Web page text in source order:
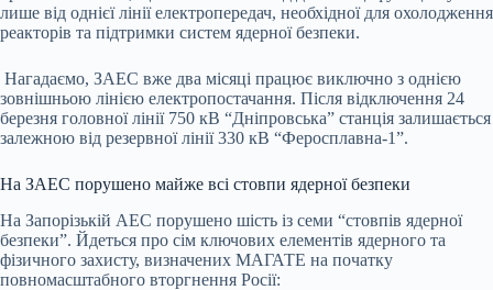
лише від однієї лінії електропередач, необхідної для охолодження
реакторів та підтримки систем ядерної безпеки.
Нагадаємо, ЗАЕС вже два місяці працює виключно з однією
зовнішньою лінією електропостачання. Після відключення 24
березня головної лінії 750 кВ “Дніпровська” станція залишається
залежною від резервної лінії 330 кВ “Феросплавна-1”.
На ЗАЕС порушено майже всі стовпи ядерної безпеки
На Запорізькій АЕС порушено шість із семи “стовпів ядерної
безпеки”. Йдеться про сім ключових елементів ядерного та
фізичного захисту, визначених МАГАТЕ на початку
повномасштабного вторгнення Росії: